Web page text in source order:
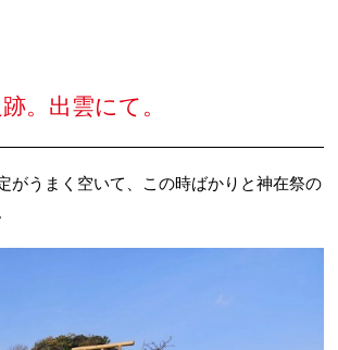
。出雲にて。
がうまく空いて、この時ばかりと神在祭の